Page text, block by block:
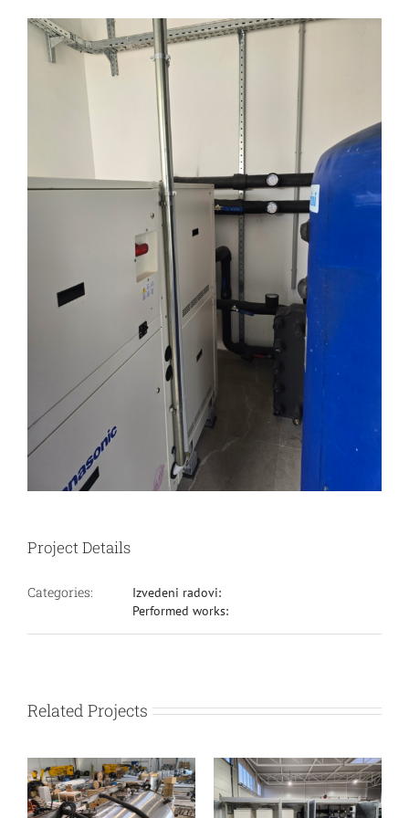
Project Details
Categories:
Izvedeni radovi:
Performed works:
Related Projects